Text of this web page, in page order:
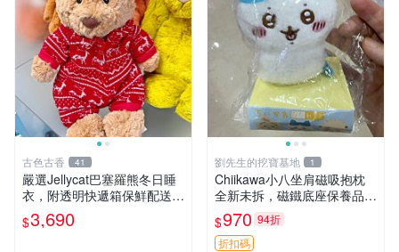
古色古香 41
嚴選Jellycat巴塞羅熊冬日睡
衣，附透明快遞箱保鮮配送，
童趣可愛可收藏 巴塞羅熊 睡
衣 透明袋
$3,690
劉先生的挖寶基地 1
Chiikawa小八坐肩磁吸抱枕
全新未拆，磁鐵底座保養品專
用 磁鐵 磁吸 抱枕
$970 94折
折扣碼